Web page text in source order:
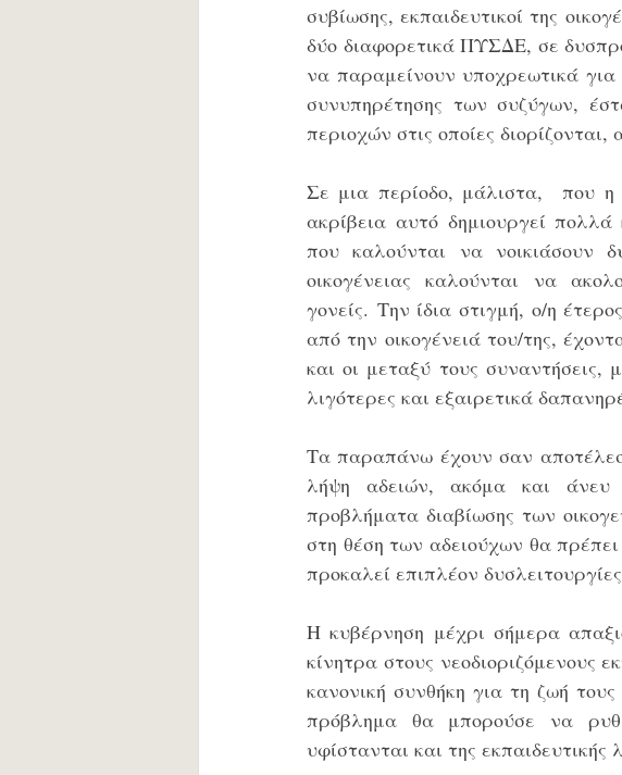
συβίωσης, εκπαιδευτικοί της
δύο διαφορετικά ΠΥΣΔΕ, σε
να παραμείνουν υποχρεωτικά
συνυπηρέτησης των συζύγων,
περιοχών στις οποίες
Σε μια περίοδο, μάλιστα,  που η
ακρίβεια αυτό δημιουργεί
που καλούνται να νοικιάσουν
οικογένειας καλούνται να
γονείς. Την ίδια στιγμή, ο/η
από την οικογένειά του/της,
και οι μεταξύ τους συναντήσεις,
λιγότερες και εξαιρετικά
Τα παραπάνω έχουν σαν
λήψη αδειών, ακόμα και
προβλήματα διαβίωσης των
στη θέση των αδειούχων θα
προκαλεί επιπλέον
Η κυβέρνηση μέχρι σήμερα
κίνητρα στους νεοδιοριζόμενους
κανονική συνθήκη για τη ζωή
πρόβλημα θα μπορούσε να
υφίστανται και της